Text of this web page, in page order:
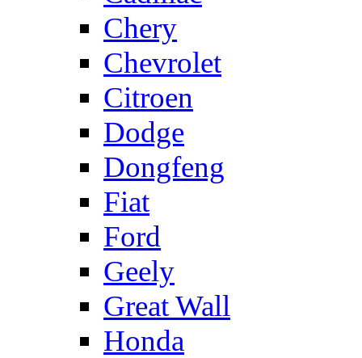
Chery
Chevrolet
Citroen
Dodge
Dongfeng
Fiat
Ford
Geely
Great Wall
Honda